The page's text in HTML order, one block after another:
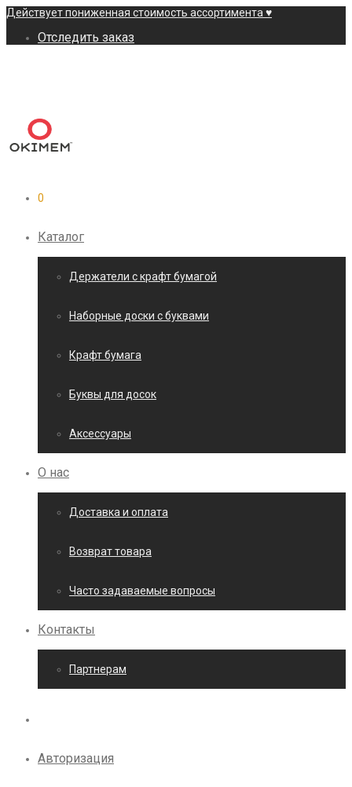
Действует пониженная стоимость ассортимента ♥
Отследить заказ
0
Каталог
Держатели с крафт бумагой
Наборные доски с буквами
Крафт бумага
Буквы для досок
Аксессуары
О нас
Доставка и оплата
Возврат товара
Часто задаваемые вопросы
Контакты
Партнерам
Авторизация